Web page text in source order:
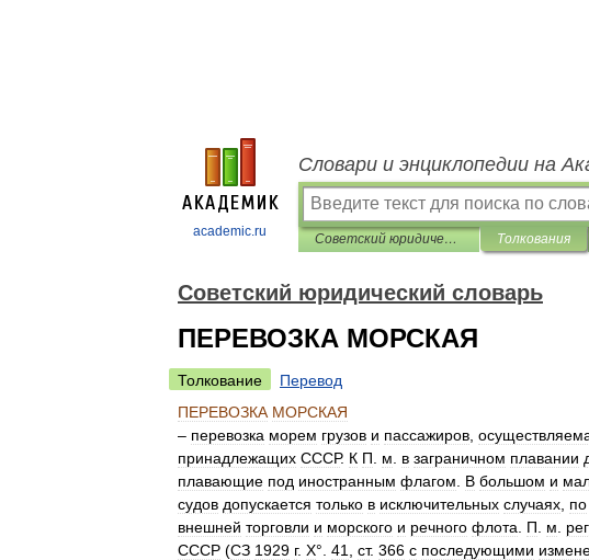
academic.ru
Словари и энциклопедии на
Советский юридический словарь Толкования
Советский юридический словарь
ПЕРЕВОЗКА МОРСКАЯ
Толкование
Перевод
ПЕРЕВОЗКА МОРСКАЯ
– перевозка морем грузов и пассажиров
принадлежащих СССР. К П м в заграничном плавании
плавающие под иностранным флагом В большом и
судов допускается только в исключительных случаях по
внешней торговли и морского и речного флота П м
СССР (СЗ 1929 г. Х°. 41 ст. 366 с последующими